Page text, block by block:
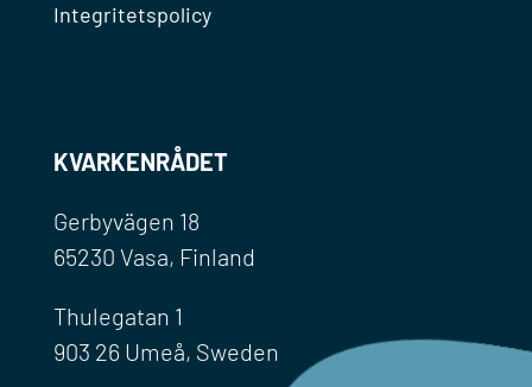
Integritetspolicy
KVARKENRÅDET
Gerbyvägen 18
65230 Vasa, Finland
Thulegatan 1
903 26 Umeå, Sweden